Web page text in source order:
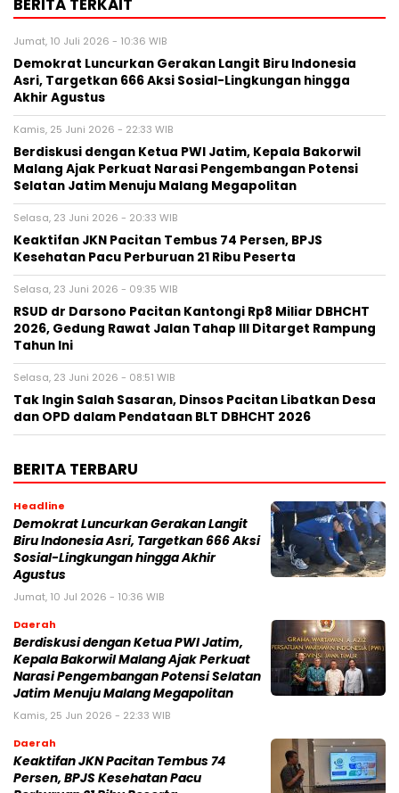
BERITA TERKAIT
Jumat, 10 Juli 2026 - 10:36 WIB
Demokrat Luncurkan Gerakan Langit Biru Indonesia
Asri, Targetkan 666 Aksi Sosial-Lingkungan hingga
Akhir Agustus
Kamis, 25 Juni 2026 - 22:33 WIB
Berdiskusi dengan Ketua PWI Jatim, Kepala Bakorwil
Malang Ajak Perkuat Narasi Pengembangan Potensi
Selatan Jatim Menuju Malang Megapolitan
Selasa, 23 Juni 2026 - 20:33 WIB
Keaktifan JKN Pacitan Tembus 74 Persen, BPJS
Kesehatan Pacu Perburuan 21 Ribu Peserta
Selasa, 23 Juni 2026 - 09:35 WIB
RSUD dr Darsono Pacitan Kantongi Rp8 Miliar DBHCHT
2026, Gedung Rawat Jalan Tahap III Ditarget Rampung
Tahun Ini
Selasa, 23 Juni 2026 - 08:51 WIB
Tak Ingin Salah Sasaran, Dinsos Pacitan Libatkan Desa
dan OPD dalam Pendataan BLT DBHCHT 2026
BERITA TERBARU
Headline
Demokrat Luncurkan Gerakan Langit
Biru Indonesia Asri, Targetkan 666 Aksi
Sosial-Lingkungan hingga Akhir
Agustus
Jumat, 10 Jul 2026 - 10:36 WIB
Daerah
Berdiskusi dengan Ketua PWI Jatim,
Kepala Bakorwil Malang Ajak Perkuat
Narasi Pengembangan Potensi Selatan
Jatim Menuju Malang Megapolitan
Kamis, 25 Jun 2026 - 22:33 WIB
Daerah
Keaktifan JKN Pacitan Tembus 74
Persen, BPJS Kesehatan Pacu